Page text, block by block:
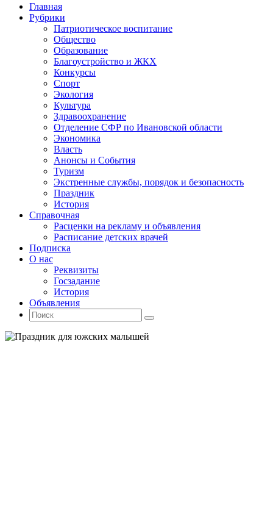
Промотать
содержимому
Главная
Рубрики
Патриотическое воспитание
Общество
Образование
Благоустройство и ЖКХ
Конкурсы
Спорт
Экология
Культура
Здравоохранение
Отделение СФР по Ивановской области
Экономика
Власть
Анонсы и События
Туризм
Экстренные службы, порядок и безопасность
Праздник
История
Справочная
Расценки на рекламу и объявления
Расписание детских врачей
Подписка
О нас
Реквизиты
Госзадание
История
Объявления
Поиск
Искать:
Поиск